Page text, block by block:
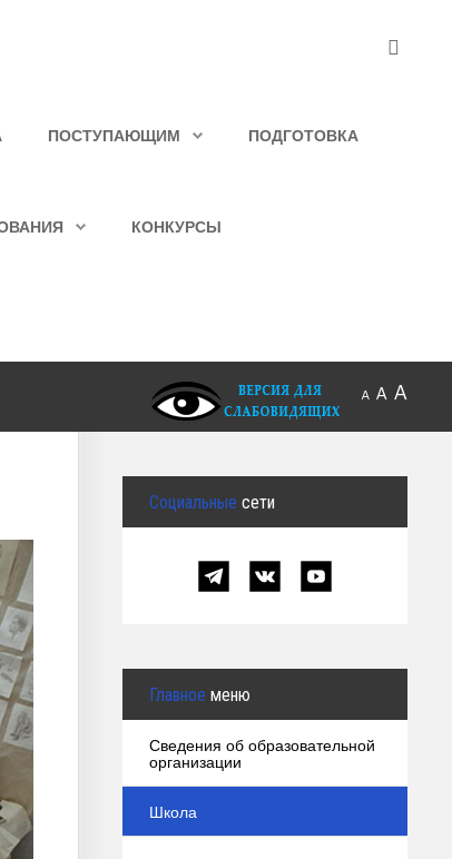
ПОСТУПАЮЩИМ ПОДГОТОВКА
КОНКУРСЫ
A A A
Социальные сети
Главное меню
Сведения об образовательной
организации
Школа